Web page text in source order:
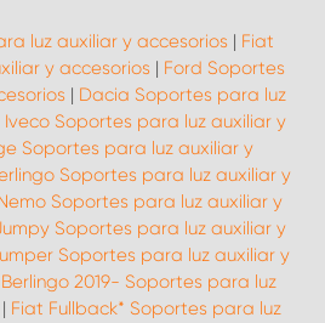
luz auxiliar y accesorios | Fiat
y accesorios | Ford Soportes
| Dacia Soportes para luz
Iveco Soportes para luz auxiliar y
Soportes para luz auxiliar y
Soportes para luz auxiliar y
Soportes para luz auxiliar y
Soportes para luz auxiliar y
Soportes para luz auxiliar y
2019- Soportes para luz
| Fiat Fullback* Soportes para luz